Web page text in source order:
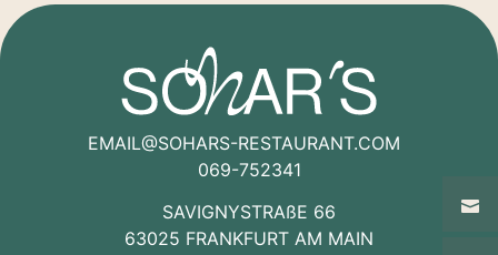
EMAIL@SOHARS-RESTAURANT.COM
069-752341
SAVIGNYSTRAßE 66
63025 FRANKFURT AM MAIN